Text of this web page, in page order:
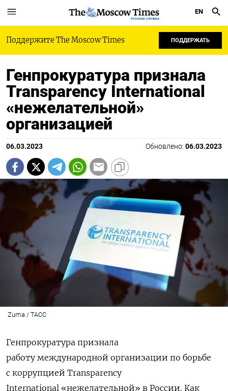
РУССКАЯ СЛУЖБА
EN
Поддержите The Moscow Times ПОДДЕРЖАТЬ
Генпрокуратура признала
Transparency International
«нежелательной»
организацией
06.03.2023 Обновлено: 06.03.2023
Zuma / ТАСС
Генпрокуратура признала
работу международной организации по борьбе
с коррупцией Transparеncy
International «нежелательной» в России. Как